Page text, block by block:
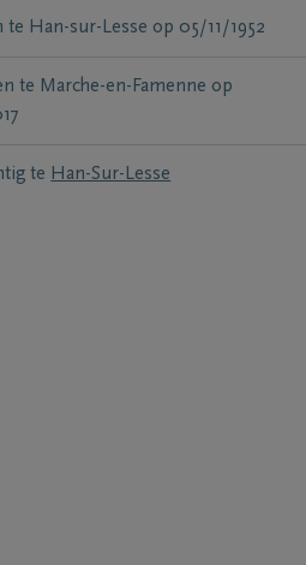
te Han-sur-Lesse op 05/11/1952
te Marche-en-Famenne op
te Han-Sur-Lesse